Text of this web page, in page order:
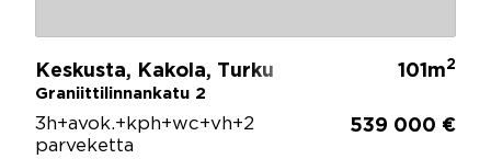
Keskusta, Kakola, Turku
Graniittilinnankatu 2
101m2
3h+avok.+kph+wc+vh+2
parveketta
539 000 €